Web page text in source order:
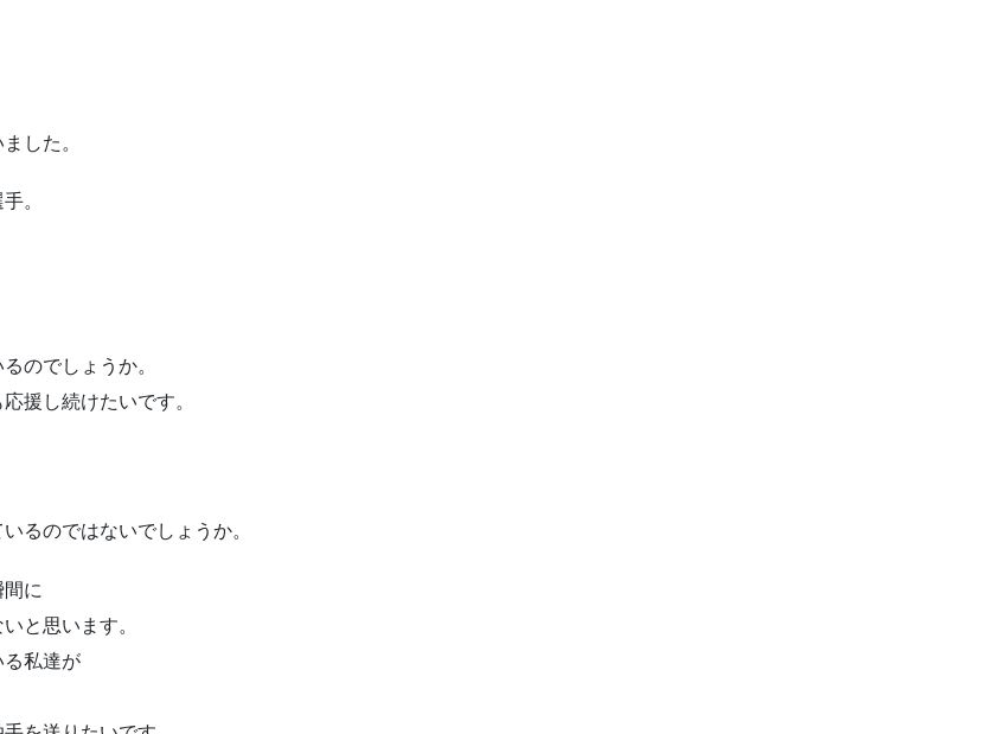
した。
。
のでしょうか。
援し続けたいです。
るのではないでしょうか。
に
と思います。
る私達が